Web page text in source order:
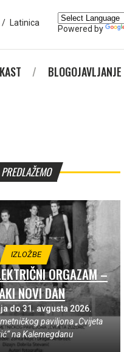
/ Latinica
Powered by
BLOGOJAVLJANJE
PREDLAŽEMO
IZLOŽBE
ORGAZAM –
NOVI DAN
do 31. avgusta 2026.
paviljona „Cvijeta
na Kalemegdanu